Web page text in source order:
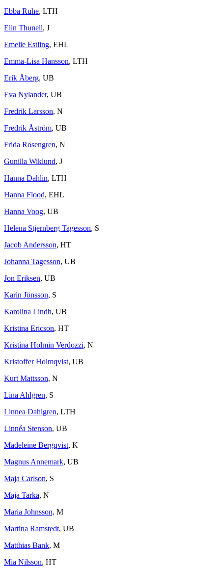
Ebba Ruhe, LTH
Elin Thunell, J
Emelie Estling, EHL
Emma-Lisa Hansson, LTH
Erik Åberg, UB
Eva Nylander, UB
Fredrik Larsson, N
Fredrik Åström, UB
Frida Rosengren, N
Gunilla Wiklund, J
Hanna Dahlin, LTH
Hanna Flood, EHL
Hanna Voog, UB
Helena Stjernberg Tagesson, S
Jacob Andersson, HT
Johanna Tagesson, UB
Jon Eriksen, UB
Karin Jönsson, S
Karolina Lindh, UB
Kristina Ericson, HT
Kristina Holmin Verdozzi, N
Kristoffer Holmqvist, UB
Kurt Mattsson, N
Lina Ahlgren, S
Linnea Dahlgren, LTH
Linnéa Stenson, UB
Madeleine Bergqvist, K
Magnus Annemark, UB
Maja Carlson, S
Maja Tarka, N
Maria Johnsson, M
Martina Ramstedt, UB
Matthias Bank, M
Mia Nilsson, HT